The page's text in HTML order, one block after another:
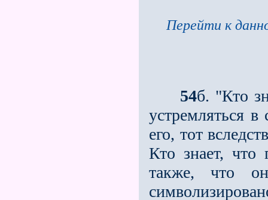
Перейти к
54б. "Кто
устремляться в
его, тот
Кто знает, что
также, что